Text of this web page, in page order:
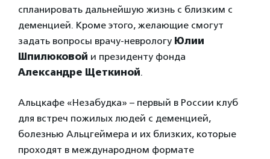
спланировать дальнейшую жизнь с близким с
деменцией. Кроме этого, желающие смогут
задать вопросы врачу-неврологу Юлии
Шпилюковой и президенту фонда
Александре Щеткиной.
Альцкафе «Незабудка» – первый в России клуб
для встреч пожилых людей с деменцией,
болезнью Альцгеймера и их близких, которые
проходят в международном формате